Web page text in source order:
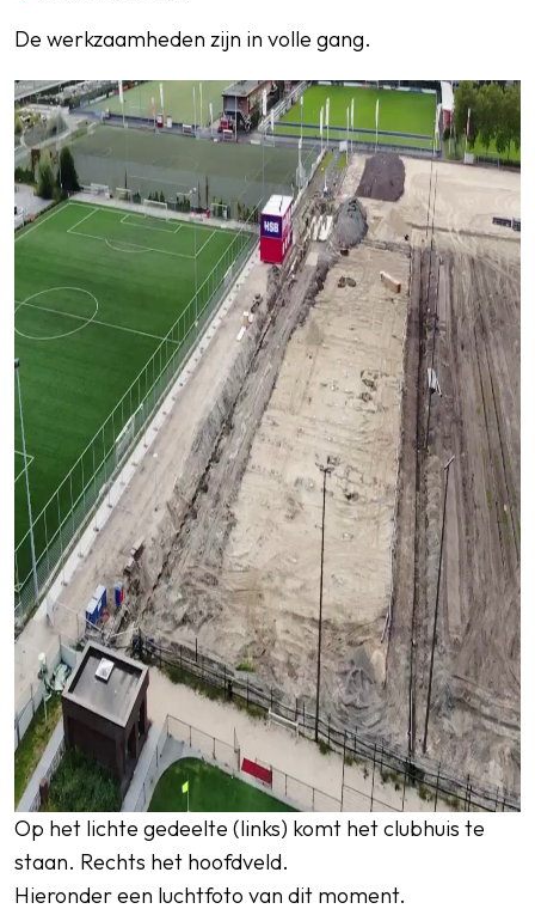
De werkzaamheden zijn in volle gang.
Op het lichte gedeelte (links) komt het clubhuis te
staan. Rechts het hoofdveld.
Hieronder een luchtfoto van dit moment.